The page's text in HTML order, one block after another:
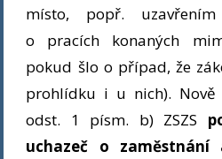
místo, popř.
o pracích konaných
pokud šlo o případ, že
prohlídku i u nich). Nově
odst. 1 písm. b) ZSZS
uchazeč o zaměstnání